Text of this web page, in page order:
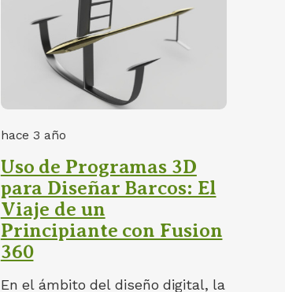
hace 3 año
Uso de Programas 3D
para Diseñar Barcos: El
Viaje de un
Principiante con Fusion
360
En el ámbito del diseño digital, la